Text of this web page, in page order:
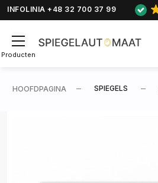
INFOLINIA +48 32 700 37 99
Producten
HOOFDPAGINA SPIEGELS